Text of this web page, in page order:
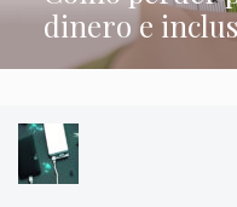
dinero e